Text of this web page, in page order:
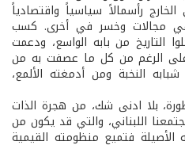
رأسمالاً سياسياً واقتصادياً
في مجالات وخسر في أخرى. كسب
التاريخ من بابه الواسع، ودعمت
الرغم من كل ما عصفت به من
النخبة ومن أدمغته الألمع،
بلا ادنى شك، من هجرة الذات
اللبناني، والتي قد يكون من
فتميع منظومته القيمية